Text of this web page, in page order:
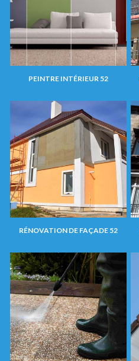
PEINTRE INTÉRIEUR 52
RÉNOVATION DE FAÇADE 52